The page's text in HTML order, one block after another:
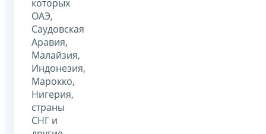
которых
ОАЭ,
Саудовская
Аравия,
Малайзия,
Индонезия,
Марокко,
Нигерия,
страны
СНГ и